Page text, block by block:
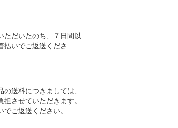
ただいたのち、７日間以
払いでご返送くださ
の送料につきましては、
担させていただきます。
でご返送ください。